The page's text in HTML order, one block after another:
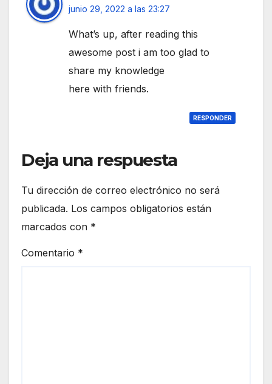
junio 29, 2022 a las 23:27
What’s up, after reading this
awesome post i am too glad to
share my knowledge
here with friends.
RESPONDER
Deja una respuesta
Tu dirección de correo electrónico no será
publicada. Los campos obligatorios están
marcados con *
Comentario *